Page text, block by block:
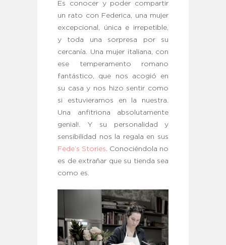
Es conocer y poder compartir
un rato con Federica, una mujer
excepcional, única e irrepetible,
y toda una sorpresa por su
cercanía. Una mujer italiana, con
ese temperamento romano
fantástico, que nos acogió en
su casa y nos hizo sentir como
si estuvieramos en la nuestra.
Una anfitriona absolutamente
genial!. Y su personalidad y
sensibilidad nos la regala en sus
Fede’s Stories. Conociéndola no
es de extrañar que su tienda sea
como es.